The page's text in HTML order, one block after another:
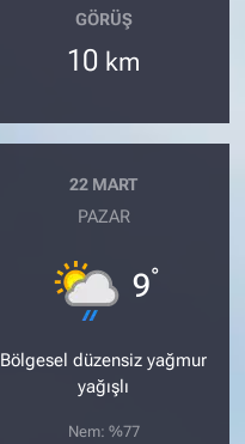
GÖRÜŞ
10 km
22 MART
PAZAR
9°
Bölgesel düzensiz yağmur
yağışlı
Nem: %77